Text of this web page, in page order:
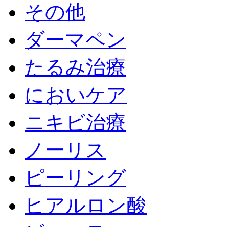
その他
ダーマペン
たるみ治療
においケア
ニキビ治療
ノーリス
ピーリング
ヒアルロン酸